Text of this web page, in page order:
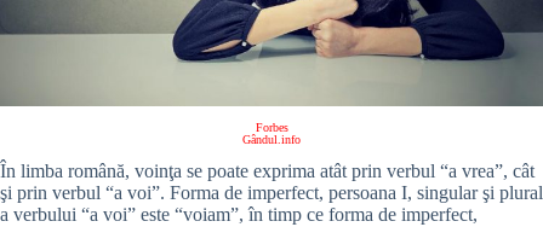
Forbes
Gândul.info
În limba română, voinţa se poate exprima atât prin verbul “a vrea”, cât
şi prin verbul “a voi”. Forma de imperfect, persoana I, singular şi plural
a verbului “a voi” este “voiam”, în timp ce forma de imperfect,